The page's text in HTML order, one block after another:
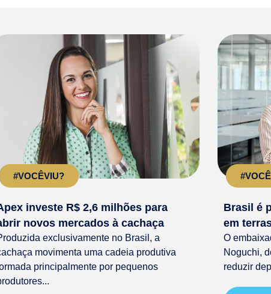
#VOCÊVIU?
investe R$ 2,6 milhões para
novos mercados à cachaça
exclusivamente no Brasil, a
movimenta uma cadeia produtiva
principalmente por pequenos
Brasil é
em
O
Noguchi,
reduzir